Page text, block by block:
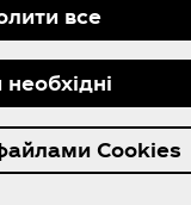
все
необхідні
Cookies